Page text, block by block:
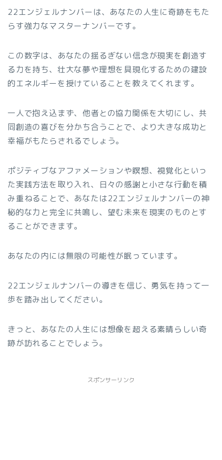
22エンジェルナンバーは、あなたの人生に奇跡をもた
らす強力なマスターナンバーです。
この数字は、あなたの揺るぎない信念が現実を創造す
る力を持ち、壮大な夢や理想を具現化するための建設
的エネルギーを授けていることを教えてくれます。
一人で抱え込まず、他者との協力関係を大切にし、共
同創造の喜びを分かち合うことで、より大きな成功と
幸福がもたらされるでしょう。
ポジティブなアファメーションや瞑想、視覚化といっ
た実践方法を取り入れ、日々の感謝と小さな行動を積
み重ねることで、あなたは22エンジェルナンバーの神
秘的な力と完全に共鳴し、望む未来を現実のものとす
ることができます。
あなたの内には無限の可能性が眠っています。
22エンジェルナンバーの導きを信じ、勇気を持って一
歩を踏み出してください。
きっと、あなたの人生には想像を超える素晴らしい奇
跡が訪れることでしょう。
スポンサーリンク